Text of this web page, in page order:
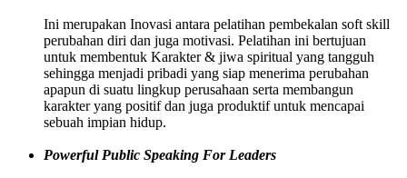
Ini merupakan Inovasi antara pelatihan pembekalan soft skill
perubahan diri dan juga motivasi. Pelatihan ini bertujuan
untuk membentuk Karakter & jiwa spiritual yang tangguh
sehingga menjadi pribadi yang siap menerima perubahan
apapun di suatu lingkup perusahaan serta membangun
karakter yang positif dan juga produktif untuk mencapai
sebuah impian hidup.
Powerful Public Speaking For Leaders